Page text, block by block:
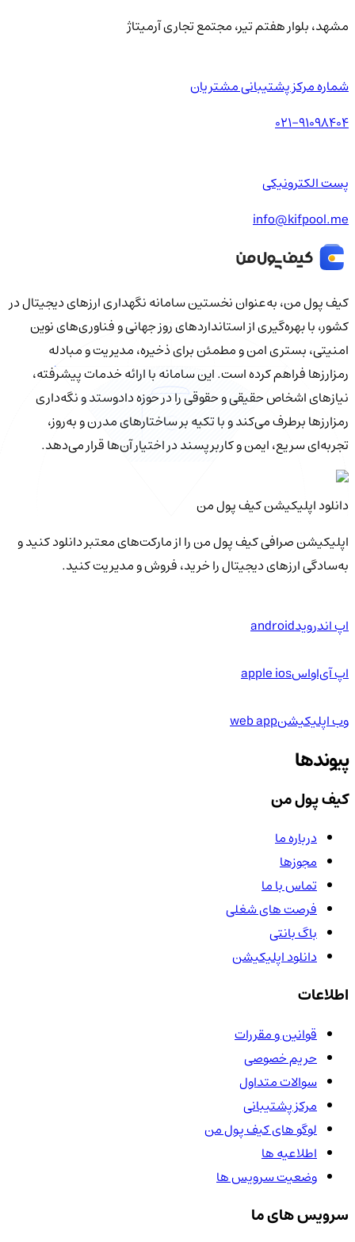
مشهد، بلوار هفتم تیر، مجتمع تجاری آرمیتاژ
شماره مرکز پشتیبانی مشتریان
021-91098404
پست الکترونیکی
info@kifpool.me
کیف‌ پول من، به‌عنوان نخستین سامانه نگهداری ارزهای دیجیتال در
کشور، با بهره‌گیری از استانداردهای روز جهانی و فناوری‌های نوین
امنیتی، بستری امن و مطمئن برای ذخیره، مدیریت و مبادله
رمزارزها فراهم کرده است. این سامانه با ارائه خدمات پیشرفته،
نیازهای اشخاص حقیقی و حقوقی را در حوزه دادوستد و نگه‌داری
رمزارزها برطرف می‌کند و با تکیه بر ساختارهای مدرن و به‌روز،
تجربه‌ای سریع، ایمن و کاربرپسند در اختیار آن‌ها قرار می‌دهد.
دانلود اپلیکیشن کیف‌ پول من
اپلیکیشن صرافی کیف پول من را از مارکت‌های معتبر دانلود کنید و
به‌سادگی ارزهای دیجیتال را خرید، فروش و مدیریت کنید.
اپ اندرویدandroid
اپ آی‌او‌اسapple ios
وب اپلیکیشنweb app
پیوندها
کیف پول من
درباره ما
مجوزها
تماس با ما
فرصت های شغلی
باگ بانتی
دانلود اپلیکیشن
اطلاعات
قوانین و مقررات
حریم خصوصی
سوالات متداول
مرکز پشتیبانی
لوگو های کیف پول من
اطلاعیه ها
وضعیت سرویس ها
سرویس های ما